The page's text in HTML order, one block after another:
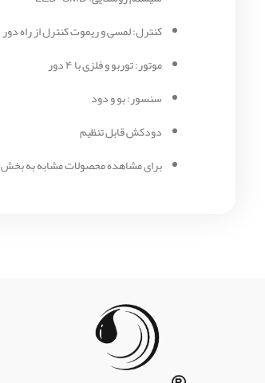
کنترل: لمسی و ریموت کنترل از راه دور
موتور: توربو و فلزی با ۴ دور
سنسور: بو و دود
دودکش قابل تنظیم
برای مشاهده محصولات مشابه به بخش